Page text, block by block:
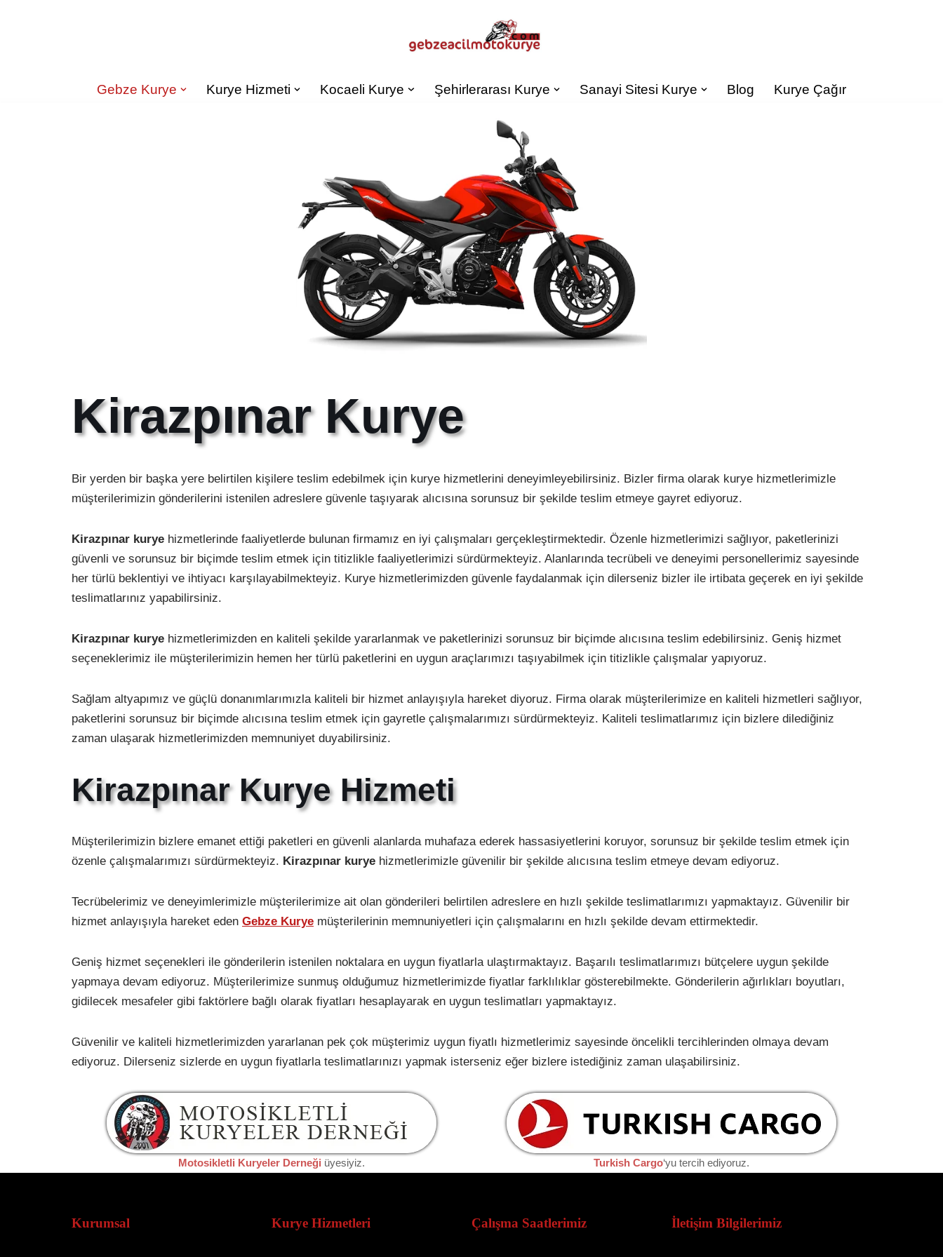
Gebze Kurye Kurye Hizmeti Kocaeli Kurye Şehirlerarası Kurye Sanayi Sitesi Kurye Blog Kurye Çağır
Kirazpınar Kurye
Bir yerden bir başka yere belirtilen kişilere teslim edebilmek için kurye hizmetlerini deneyimleyebilirsiniz. Bizler firma olarak kurye hizmetlerimizle
müşterilerimizin gönderilerini istenilen adreslere güvenle taşıyarak alıcısına sorunsuz bir şekilde teslim etmeye gayret ediyoruz.
Kirazpınar kurye hizmetlerinde faaliyetlerde bulunan firmamız en iyi çalışmaları gerçekleştirmektedir. Özenle hizmetlerimizi sağlıyor, paketlerinizi
güvenli ve sorunsuz bir biçimde teslim etmek için titizlikle faaliyetlerimizi sürdürmekteyiz. Alanlarında tecrübeli ve deneyimi personellerimiz sayesinde
her türlü beklentiyi ve ihtiyacı karşılayabilmekteyiz. Kurye hizmetlerimizden güvenle faydalanmak için dilerseniz bizler ile irtibata geçerek en iyi şekilde
teslimatlarınız yapabilirsiniz.
Kirazpınar kurye hizmetlerimizden en kaliteli şekilde yararlanmak ve paketlerinizi sorunsuz bir biçimde alıcısına teslim edebilirsiniz. Geniş hizmet
seçeneklerimiz ile müşterilerimizin hemen her türlü paketlerini en uygun araçlarımızı taşıyabilmek için titizlikle çalışmalar yapıyoruz.
Sağlam altyapımız ve güçlü donanımlarımızla kaliteli bir hizmet anlayışıyla hareket diyoruz. Firma olarak müşterilerimize en kaliteli hizmetleri sağlıyor,
paketlerini sorunsuz bir biçimde alıcısına teslim etmek için gayretle çalışmalarımızı sürdürmekteyiz. Kaliteli teslimatlarımız için bizlere dilediğiniz
zaman ulaşarak hizmetlerimizden memnuniyet duyabilirsiniz.
Kirazpınar Kurye Hizmeti
Müşterilerimizin bizlere emanet ettiği paketleri en güvenli alanlarda muhafaza ederek hassasiyetlerini koruyor, sorunsuz bir şekilde teslim etmek için
özenle çalışmalarımızı sürdürmekteyiz. Kirazpınar kurye hizmetlerimizle güvenilir bir şekilde alıcısına teslim etmeye devam ediyoruz.
Tecrübelerimiz ve deneyimlerimizle müşterilerimize ait olan gönderileri belirtilen adreslere en hızlı şekilde teslimatlarımızı yapmaktayız. Güvenilir bir
hizmet anlayışıyla hareket eden Gebze Kurye müşterilerinin memnuniyetleri için çalışmalarını en hızlı şekilde devam ettirmektedir.
Geniş hizmet seçenekleri ile gönderilerin istenilen noktalara en uygun fiyatlarla ulaştırmaktayız. Başarılı teslimatlarımızı bütçelere uygun şekilde
yapmaya devam ediyoruz. Müşterilerimize sunmuş olduğumuz hizmetlerimizde fiyatlar farklılıklar gösterebilmekte. Gönderilerin ağırlıkları boyutları,
gidilecek mesafeler gibi faktörlere bağlı olarak fiyatları hesaplayarak en uygun teslimatları yapmaktayız.
Güvenilir ve kaliteli hizmetlerimizden yararlanan pek çok müşterimiz uygun fiyatlı hizmetlerimiz sayesinde öncelikli tercihlerinden olmaya devam
ediyoruz. Dilerseniz sizlerde en uygun fiyatlarla teslimatlarınızı yapmak isterseniz eğer bizlere istediğiniz zaman ulaşabilirsiniz.
Motosikletli Kuryeler Derneği üyesiyiz. Turkish Cargo‘yu tercih ediyoruz.
Kurumsal Kurye Hizmetleri Çalışma Saatlerimiz İletişim Bilgilerimiz